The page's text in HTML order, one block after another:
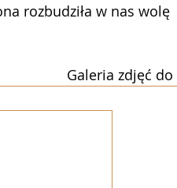
rozbudziła w nas wolę
Galeria zdjęć